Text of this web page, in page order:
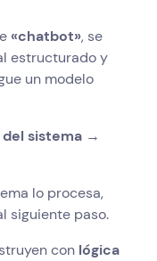
«chatbot», se
estructurado y
un modelo
sistema →
lo procesa,
siguiente paso.
con lógica